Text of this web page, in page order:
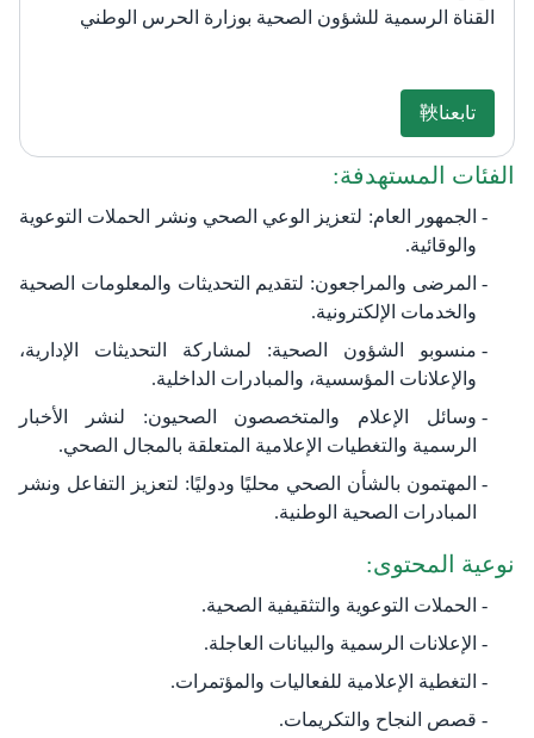
القناة الرسمية للشؤون الصحية بوزارة الحرس الوطني
تابعنا
الفئات المستهدفة:
الجمهور العام: لتعزيز الوعي الصحي ونشر الحملات التوعوية
والوقائية.
المرضى والمراجعون: لتقديم التحديثات والمعلومات الصحية
والخدمات الإلكترونية.
منسوبو الشؤون الصحية: لمشاركة التحديثات الإدارية،
والإعلانات المؤسسية، والمبادرات الداخلية.
وسائل الإعلام والمتخصصون الصحيون: لنشر الأخبار
الرسمية والتغطيات الإعلامية المتعلقة بالمجال الصحي.
المهتمون بالشأن الصحي محليًا ودوليًا: لتعزيز التفاعل ونشر
المبادرات الصحية الوطنية.​
نوعية المحتوى:
الحملات التوعوية والتثقيفية الصحية.
الإعلانات الرسمية والبيانات العاجلة.
التغطية الإعلامية للفعاليات والمؤتمرات.
قصص النجاح والتكريمات.